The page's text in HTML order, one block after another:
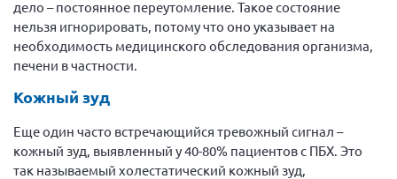
дело – постоянное переутомление. Такое состояние
нельзя игнорировать, потому что оно указывает на
необходимость медицинского обследования организма,
печени в частности.
Кожный зуд
Еще один часто встречающийся тревожный сигнал –
кожный зуд, выявленный у 40-80% пациентов с ПБХ. Это
так называемый холестатический кожный зуд,